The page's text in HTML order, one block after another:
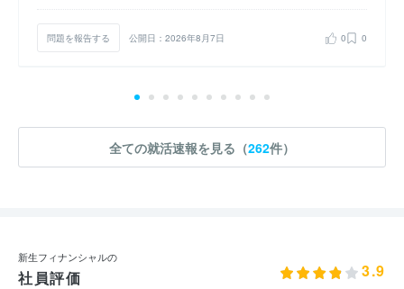
問題を報告する 公開日：2026年8月7日 0 0
全ての就活速報を見る（262件）
新生フィナンシャルの
社員評価 3.9